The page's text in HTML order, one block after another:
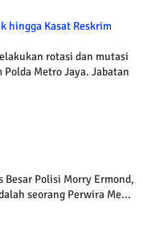
hingga Kasat Reskrim
rotasi dan mutasi
Metro Jaya. Jabatan
Polisi Morry Ermond,
seorang Perwira Me...